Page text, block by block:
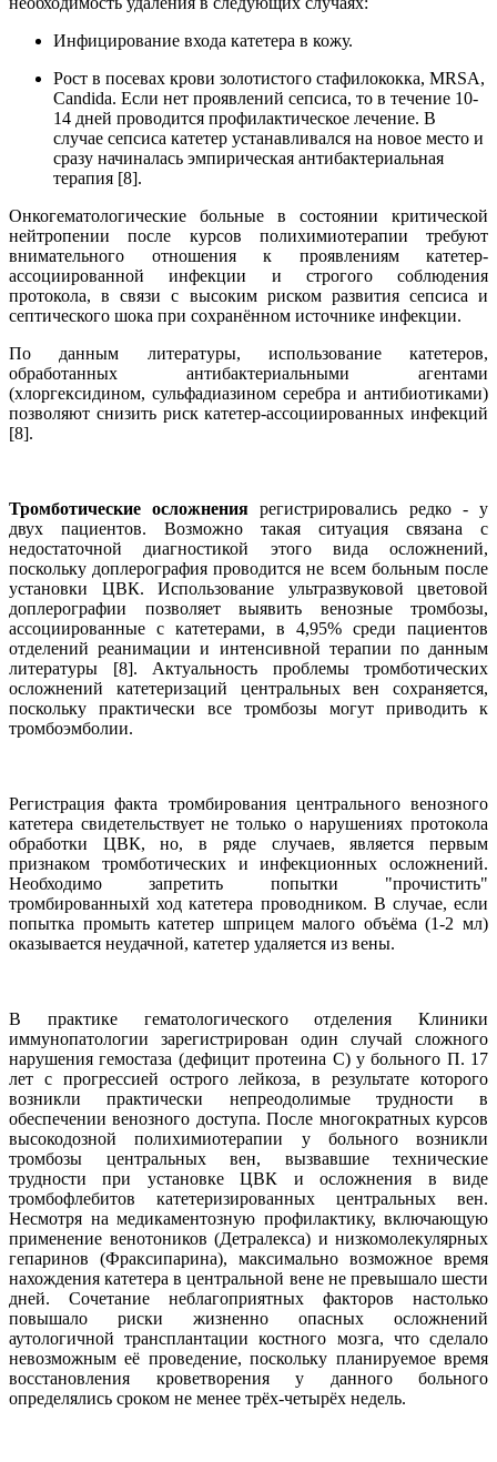
Инфицирование входа катетера в кожу.
Рост в посевах крови золотистого стафилококка, MRSA,
Candida. Если нет проявлений сепсиса, то в течение 10-
14 дней проводится профилактическое лечение. В
случае сепсиса катетер устанавливался на новое место и
сразу начиналась эмпирическая антибактериальная
терапия [8].
Онкогематологические больные в состоянии критической
нейтропении после курсов полихимиотерапии требуют
внимательного отношения к проявлениям катетер-
ассоциированной инфекции и строгого соблюдения
протокола, в связи с высоким риском развития сепсиса и
септического шока при сохранённом источнике инфекции.
По данным литературы, использование катетеров,
обработанных антибактериальными агентами
(хлоргексидином, сульфадиазином серебра и антибиотиками)
позволяют снизить риск катетер-ассоциированных инфекций
[8].
Тромботические осложнения регистрировались редко - у
двух пациентов. Возможно такая ситуация связана с
недостаточной диагностикой этого вида осложнений,
поскольку доплерография проводится не всем больным после
установки ЦВК. Использование ультразвуковой цветовой
доплерографии позволяет выявить венозные тромбозы,
ассоциированные с катетерами, в 4,95% среди пациентов
отделений реанимации и интенсивной терапии по данным
литературы [8]. Актуальность проблемы тромботических
осложнений катетеризаций центральных вен сохраняется,
поскольку практически все тромбозы могут приводить к
тромбоэмболии.
Регистрация факта тромбирования центрального венозного
катетера свидетельствует не только о нарушениях протокола
обработки ЦВК, но, в ряде случаев, является первым
признаком тромботических и инфекционных осложнений.
Необходимо запретить попытки "прочистить"
тромбированныхй ход катетера проводником. В случае, если
попытка промыть катетер шприцем малого объёма (1-2 мл)
оказывается неудачной, катетер удаляется из вены.
В практике гематологического отделения Клиники
иммунопатологии зарегистрирован один случай сложного
нарушения гемостаза (дефицит протеина С) у больного П. 17
лет с прогрессией острого лейкоза, в результате которого
возникли практически непреодолимые трудности в
обеспечении венозного доступа. После многократных курсов
высокодозной полихимиотерапии у больного возникли
тромбозы центральных вен, вызвавшие технические
трудности при установке ЦВК и осложнения в виде
тромбофлебитов катетеризированных центральных вен.
Несмотря на медикаментозную профилактику, включающую
применение венотоников (Детралекса) и низкомолекулярных
гепаринов (Фраксипарина), максимально возможное время
нахождения катетера в центральной вене не превышало шести
дней. Сочетание неблагоприятных факторов настолько
повышало риски жизненно опасных осложнений
аутологичной трансплантации костного мозга, что сделало
невозможным её проведение, поскольку планируемое время
восстановления кроветворения у данного больного
определялись сроком не менее трёх-четырёх недель.